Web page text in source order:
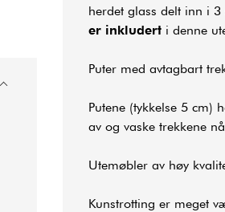
herdet glass delt inn i 3
er inkludert i denne
Puter med avtagbart
Putene (tykkelse 5 cm)
av og vaske trekkene
Utemøbler av høy
Kunstrotting er meget